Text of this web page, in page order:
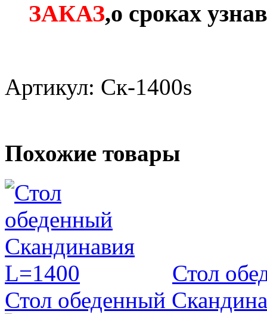
ЗАКАЗ,о сроках
Артикул: Ск-1400s
Похожие товары
Стол
Стол обеденный